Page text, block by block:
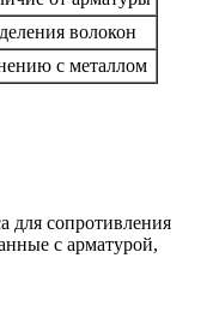
волокон
с металлом
для сопротивления
с арматурой,